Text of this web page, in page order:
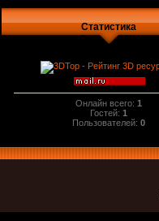
Статистика
Онлайн всего:1
Гостей:1
Пользователей:0